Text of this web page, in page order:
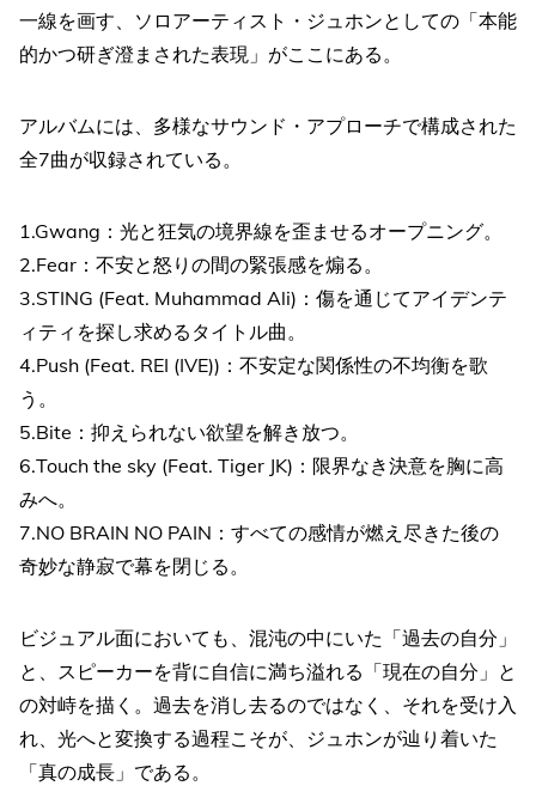
一線を画す、ソロアーティスト・ジュホンとしての「本能
的かつ研ぎ澄まされた表現」がここにある。
アルバムには、多様なサウンド・アプローチで構成された
全7曲が収録されている。
1.Gwang：光と狂気の境界線を歪ませるオープニング。
2.Fear：不安と怒りの間の緊張感を煽る。
3.STING (Feat. Muhammad Ali)：傷を通じてアイデンテ
ィティを探し求めるタイトル曲。
4.Push (Feat. REI (IVE))：不安定な関係性の不均衡を歌
う。
5.Bite：抑えられない欲望を解き放つ。
6.Touch the sky (Feat. Tiger JK)：限界なき決意を胸に高
みへ。
7.NO BRAIN NO PAIN：すべての感情が燃え尽きた後の
奇妙な静寂で幕を閉じる。
ビジュアル面においても、混沌の中にいた「過去の自分」
と、スピーカーを背に自信に満ち溢れる「現在の自分」と
の対峙を描く。過去を消し去るのではなく、それを受け入
れ、光へと変換する過程こそが、ジュホンが辿り着いた
「真の成長」である。